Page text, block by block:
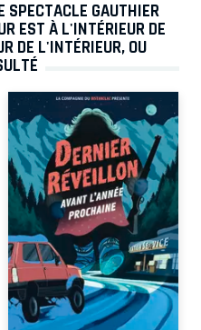
SPECTACLE GAUTHIER
EST À L'INTÉRIEUR DE
DE L'INTÉRIEUR, OU